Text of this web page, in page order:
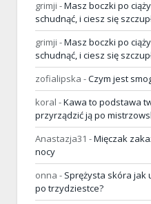
grimji -Masz boczki po
schudnąć, i ciesz się
grimji -Masz boczki po
schudnąć, i ciesz się
zofialipska -Czym jest
koral -Kawa to podstawa
przyrządzić ją po
Anastazja31 -Mięczak
nocy
onna - Sprężysta skóra jak
po trzydziestce?